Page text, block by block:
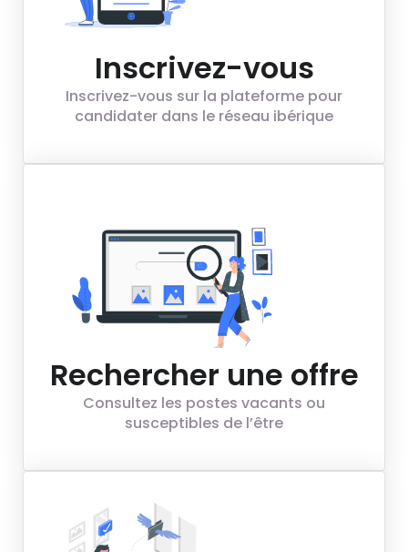
Inscrivez-vous
Inscrivez-vous sur la plateforme pour
candidater dans le réseau ibérique
Rechercher une offre
Consultez les postes vacants ou
susceptibles de l’être